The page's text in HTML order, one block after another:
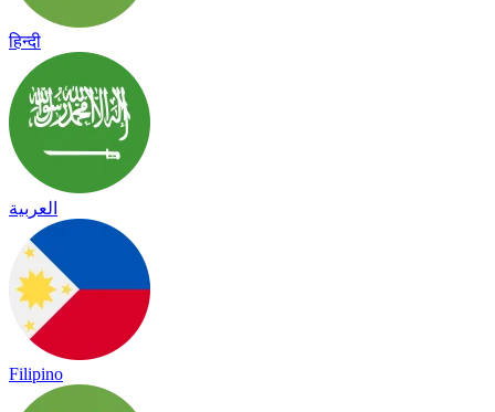
हिन्दी
العربية
Filipino